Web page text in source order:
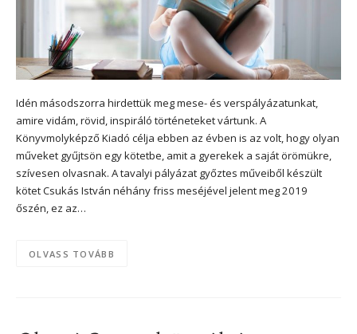
Idén másodszorra hirdettük meg mese- és verspályázatunkat,
amire vidám, rövid, inspiráló történeteket vártunk. A
Könyvmolyképző Kiadó célja ebben az évben is az volt, hogy olyan
műveket gyűjtsön egy kötetbe, amit a gyerekek a saját örömükre,
szívesen olvasnak. A tavalyi pályázat győztes műveiből készült
kötet Csukás István néhány friss meséjével jelent meg 2019
őszén, ez az…
OLVASS TOVÁBB